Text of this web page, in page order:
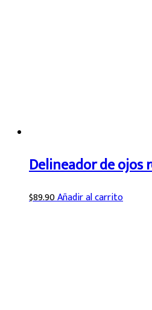
Delineador de ojos
$89.90Añadir al carrito